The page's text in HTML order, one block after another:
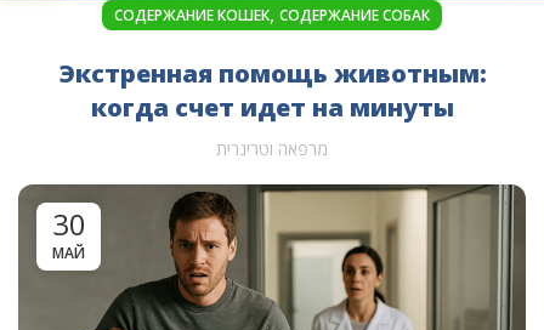
СОДЕРЖАНИЕ КОШЕК, СОДЕРЖАНИЕ СОБАК
Экстренная помощь животным:
когда счет идет на минуты
מרפאה וטרינרית
30
МАЙ